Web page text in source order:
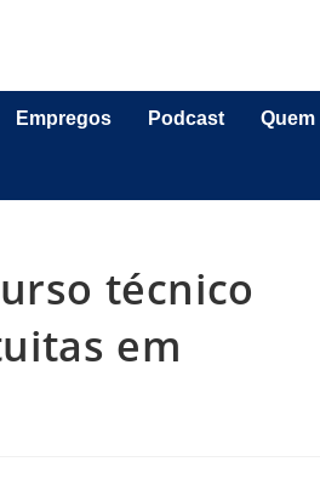
Empregos Podcast
técnico
em